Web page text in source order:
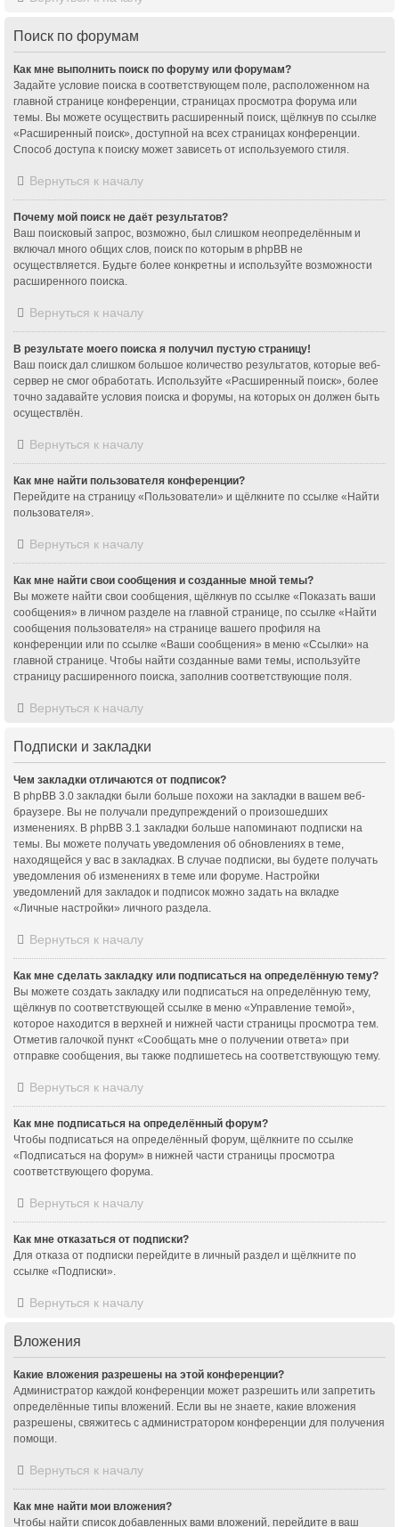
Поиск по форумам
Как мне выполнить поиск по форуму или форумам?
Задайте условие поиска в соответствующем поле, расположенном на
главной странице конференции, страницах просмотра форума или
темы. Вы можете осуществить расширенный поиск, щёлкнув по ссылке
«Расширенный поиск», доступной на всех страницах конференции.
Способ доступа к поиску может зависеть от используемого стиля.
Вернуться к началу
Почему мой поиск не даёт результатов?
Ваш поисковый запрос, возможно, был слишком неопределённым и
включал много общих слов, поиск по которым в phpBB не
осуществляется. Будьте более конкретны и используйте возможности
расширенного поиска.
Вернуться к началу
В результате моего поиска я получил пустую страницу!
Ваш поиск дал слишком большое количество результатов, которые веб-
сервер не смог обработать. Используйте «Расширенный поиск», более
точно задавайте условия поиска и форумы, на которых он должен быть
осуществлён.
Вернуться к началу
Как мне найти пользователя конференции?
Перейдите на страницу «Пользователи» и щёлкните по ссылке «Найти
пользователя».
Вернуться к началу
Как мне найти свои сообщения и созданные мной темы?
Вы можете найти свои сообщения, щёлкнув по ссылке «Показать ваши
сообщения» в личном разделе на главной странице, по ссылке «Найти
сообщения пользователя» на странице вашего профиля на
конференции или по ссылке «Ваши сообщения» в меню «Ссылки» на
главной странице. Чтобы найти созданные вами темы, используйте
страницу расширенного поиска, заполнив соответствующие поля.
Вернуться к началу
Подписки и закладки
Чем закладки отличаются от подписок?
В phpBB 3.0 закладки были больше похожи на закладки в вашем веб-
браузере. Вы не получали предупреждений о произошедших
изменениях. В phpBB 3.1 закладки больше напоминают подписки на
темы. Вы можете получать уведомления об обновлениях в теме,
находящейся у вас в закладках. В случае подписки, вы будете получать
уведомления об изменениях в теме или форуме. Настройки
уведомлений для закладок и подписок можно задать на вкладке
«Личные настройки» личного раздела.
Вернуться к началу
Как мне сделать закладку или подписаться на определённую тему?
Вы можете создать закладку или подписаться на определённую тему,
щёлкнув по соответствующей ссылке в меню «Управление темой»,
которое находится в верхней и нижней части страницы просмотра тем.
Отметив галочкой пункт «Сообщать мне о получении ответа» при
отправке сообщения, вы также подпишетесь на соответствующую тему.
Вернуться к началу
Как мне подписаться на определённый форум?
Чтобы подписаться на определённый форум, щёлкните по ссылке
«Подписаться на форум» в нижней части страницы просмотра
соответствующего форума.
Вернуться к началу
Как мне отказаться от подписки?
Для отказа от подписки перейдите в личный раздел и щёлкните по
ссылке «Подписки».
Вернуться к началу
Вложения
Какие вложения разрешены на этой конференции?
Администратор каждой конференции может разрешить или запретить
определённые типы вложений. Если вы не знаете, какие вложения
разрешены, свяжитесь с администратором конференции для получения
помощи.
Вернуться к началу
Как мне найти мои вложения?
Чтобы найти список добавленных вами вложений, перейдите в ваш